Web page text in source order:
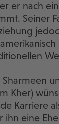
er nach
Seiner
Sharmeen
Kher)
Karriere
ihn eine